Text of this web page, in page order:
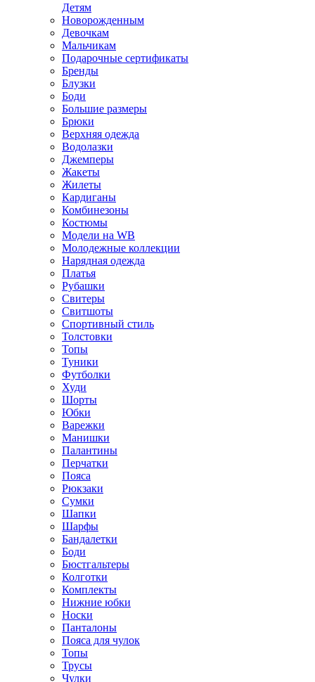
Детям
Новорожденным
Девочкам
Мальчикам
Подарочные сертификаты
Бренды
Блузки
Боди
Большие размеры
Брюки
Верхняя одежда
Водолазки
Джемперы
Жакеты
Жилеты
Кардиганы
Комбинезоны
Костюмы
Модели на WB
Молодежные коллекции
Нарядная одежда
Платья
Рубашки
Свитеры
Свитшоты
Спортивный стиль
Толстовки
Топы
Туники
Футболки
Худи
Шорты
Юбки
Варежки
Манишки
Палантины
Перчатки
Пояса
Рюкзаки
Сумки
Шапки
Шарфы
Бандалетки
Боди
Бюстгальтеры
Колготки
Комплекты
Нижние юбки
Носки
Панталоны
Поясa для чулок
Топы
Трусы
Чулки